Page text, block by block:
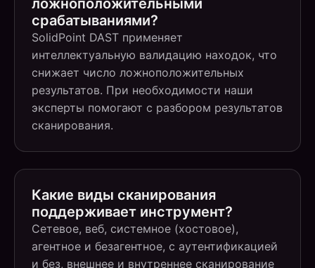
ложноположительными
срабатываниями?
SolidPoint DAST применяет
интеллектуальную валидацию находок, что
снижает число ложноположительных
результатов. При необходимости наши
эксперты помогают с разбором результатов
сканирования.
Какие виды сканирования
поддерживает инструмент?
Сетевое, веб, системное (хостовое),
агентное и безагентное, с аутентификацией
и без, внешнее и внутреннее сканирование